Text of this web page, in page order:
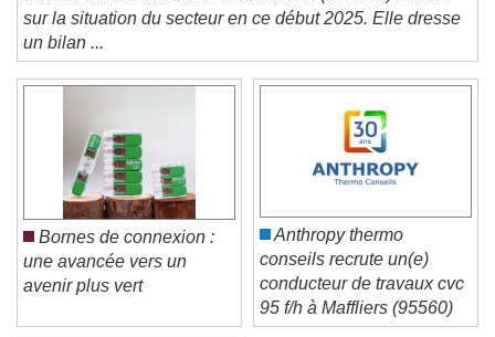
Color Opacity
Text Background
Caption Area Background
Color
Font Size
Text Edge Style
carrières et matériaux de construction (Unicem) revient
sur la situation du secteur en ce début 2025. Elle dresse
un bilan ...
Bornes de connexion :
une avancée vers un
Anthropy thermo
conseils recrute un(e)
conducteur de travaux cvc
95 f/h à Maffliers (95560)